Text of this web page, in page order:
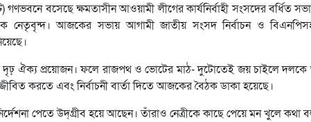
বসেছে ক্ষমতাসীন আওয়ামী লীগের কার্যনির্বাহী সংসদের বর্ধিত
আজকের সভায় আগামী জাতীয় সংসদ নির্বাচন ও
দৃঢ় ঐক্য প্রয়োজন। ফলে রাজপথ ও ভোটের মাঠ- দুটোতেই জয় চাইলে দলকে
করতে এবং নির্বাচনী বার্তা দিতে আজকের বৈঠক ডাকা হয়েছে।
পেতে উদ্‌গ্রীব হয়ে আছেন। তাঁরাও নেত্রীকে কাছে পেয়ে মন খুলে কথা